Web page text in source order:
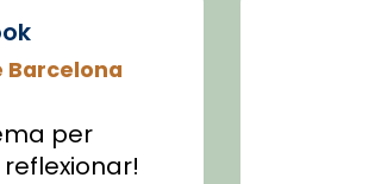
Barcelona
per